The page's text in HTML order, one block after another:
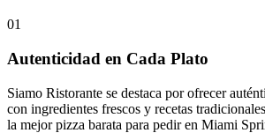
01
Autenticidad en Cada Plato
Siamo Ristorante se destaca por ofrecer
con ingredientes frescos y recetas
la mejor pizza barata para pedir en Miami